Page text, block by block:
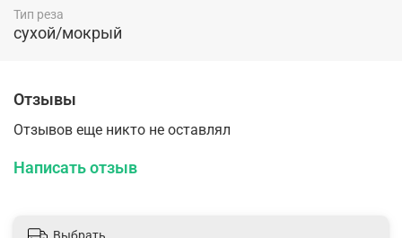
Тип реза
сухой/мокрый
Отзывы
Отзывов еще никто не оставлял
Написать отзыв
Выбрать